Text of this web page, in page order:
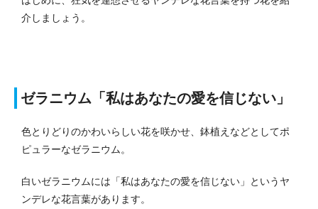
介しましょう。
ゼラニウム「私はあなたの愛を信じない」
色とりどりのかわいらしい花を咲かせ、鉢植えなどとしてポ
ピュラーなゼラニウム。
白いゼラニウムには「私はあなたの愛を信じない」というヤ
ンデレな花言葉があります。